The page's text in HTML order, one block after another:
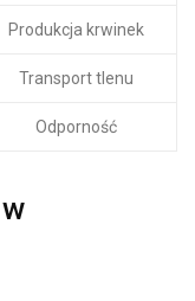
Produkcja krwinek
Transport tlenu
Odporność